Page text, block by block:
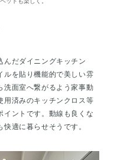
んだダイニングキッチン
ルを貼り機能的で美しい雰
洗面室へ繋がるよう家事動
用済みのキッチンクロス等
イントです。動線も良くな
適に暮らせそうです。